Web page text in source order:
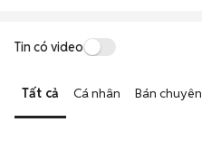
Tin có video
Tất cả Cá nhân Bán chuyên